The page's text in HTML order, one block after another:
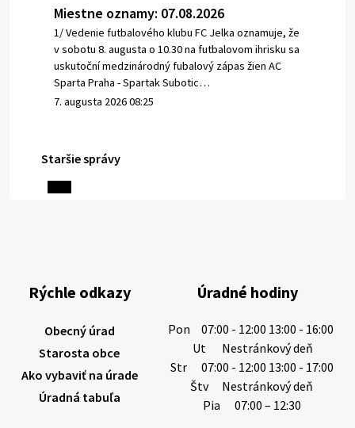
Miestne oznamy: 07.08.2026
1/ Vedenie futbalového klubu FC Jelka oznamuje, že
v sobotu 8. augusta o 10.30 na futbalovom ihrisku sa
uskutoční medzinárodný fubalový zápas žien AC
Sparta Praha - Spartak Subotic…
7. augusta 2026 08:25
6. augusta 2026 08:13
výdatnosti vodárenských zdrojov.
Západoslovenská vodárenská spoločnosť preto
6. augusta 2026 08:12
5. augusta 2026 13:10
Staršie správy
Rýchle odkazy
Obecný úrad
Starosta obce
Ako vybaviť na úrade
Úradná tabuľa
Úradné hodiny
Pon
07:00 - 12:00 13:00 - 16:00
Ut
Nestránkový deň
Str
07:00 - 12:00 13:00 - 17:00
Štv
Nestránkový deň
Pia
07:00 – 12:30